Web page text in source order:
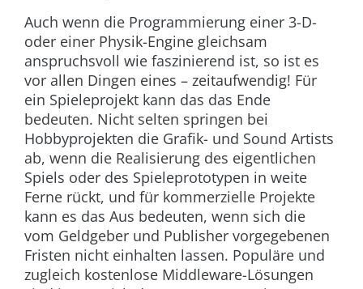
Auch wenn die Programmierung einer 3-D-
oder einer Physik-Engine gleichsam
anspruchsvoll wie faszinierend ist, so ist es
vor allen Dingen eines – zeitaufwendig! Für
ein Spieleprojekt kann das das Ende
bedeuten. Nicht selten springen bei
Hobbyprojekten die Grafik- und Sound Artists
ab, wenn die Realisierung des eigentlichen
Spiels oder des Spieleprototypen in weite
Ferne rückt, und für kommerzielle Projekte
kann es das Aus bedeuten, wenn sich die
vom Geldgeber und Publisher vorgegebenen
Fristen nicht einhalten lassen. Populäre und
zugleich kostenlose Middleware-Lösungen